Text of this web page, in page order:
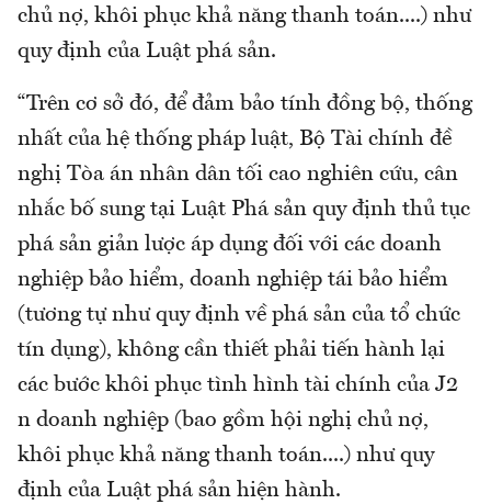
chủ nợ, khôi phục khả năng thanh toán....) như
quy định của Luật phá sản.
“Trên cơ sở đó, để đảm bảo tính đồng bộ, thống
nhất của hệ thống pháp luật, Bộ Tài chính đề
nghị Tòa án nhân dân tối cao nghiên cứu, cân
nhắc bố sung tại Luật Phá sản quy định thủ tục
phá sản giản lược áp dụng đối với các doanh
nghiệp bảo hiểm, doanh nghiệp tái bảo hiểm
(tương tự như quy định về phá sản của tổ chức
tín dụng), không cần thiết phải tiến hành lại
các bước khôi phục tình hình tài chính của J2
n doanh nghiệp (bao gồm hội nghị chủ nợ,
khôi phục khả năng thanh toán....) như quy
định của Luật phá sản hiện hành.